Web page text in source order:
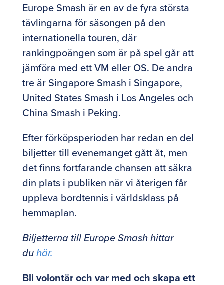
Europe Smash är en av de fyra största
tävlingarna för säsongen på den
internationella touren, där
rankingpoängen som är på spel går att
jämföra med ett VM eller OS. De andra
tre är Singapore Smash i Singapore,
United States Smash i Los Angeles och
China Smash i Peking.
Efter förköpsperioden har redan en del
biljetter till evenemanget gått åt, men
det finns fortfarande chansen att säkra
din plats i publiken när vi återigen får
uppleva bordtennis i världsklass på
hemmaplan.
Biljetterna till Europe Smash hittar
duhär.
Bli volontär och var med och skapa ett